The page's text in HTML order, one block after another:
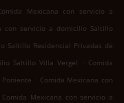
Mexicana con servicio a
con servicio a domicilio Saltillo
Saltillo Residencial Privadas de
Saltillo Villa Vergel . Comida
. Comida Mexicana con
Comida Mexicana con servicio a